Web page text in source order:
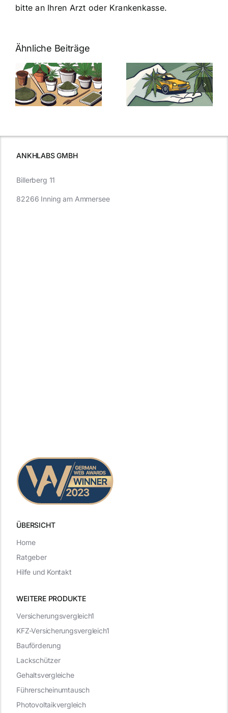
bitte an Ihren Arzt oder Krankenkasse.
Ähnliche Beiträge
Neue THC-
Grenzwert-
Regelung:
Was Sie über
Cannabis und
müssen
Cannabis
Samen
kaufen: Alles
was Sie
ANKHLABS GMBH
ÜBERSICHT
WEITERE PRODUKTE
Billerberg 11
82266 Inning am Ammersee
Versicherungsvergleich1
KFZ-Versicherungsvergleich1
Bauförderung
Lackschützer
Gehaltsvergleiche
Führerscheinumtausch
Photovoltaikvergleich
Home
Ratgeber
Hilfe und Kontakt